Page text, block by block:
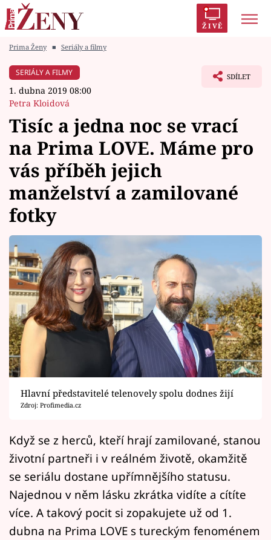
ŽIVĚ
Módní alarm
Témata
Celebrity
Vztahy
Seriály
Horoskopy
Sledujte prima+
Filmový festival Karlovy Vary
Pořady
Mámy sobě
Sledujte nás
Prima Ženy ■ Seriály a filmy
SERIÁLY A FILMY
1. dubna 2019 08:00
Petra Kloidová
SDÍLET
Tisíc a jedna noc se vrací
na Prima LOVE. Máme pro
vás příběh jejich
manželství a zamilované
fotky
Hlavní představitelé telenovely spolu dodnes žijí
Zdroj: Profimedia.cz
Když se z herců, kteří hrají zamilované, stanou
životní partneři i v reálném životě, okamžitě
se seriálu dostane upřímnějšího statusu.
Najednou v něm lásku zkrátka vidíte a cítíte
více. A takový pocit si zopakujete už od 1.
dubna na Prima LOVE s tureckým fenoménem